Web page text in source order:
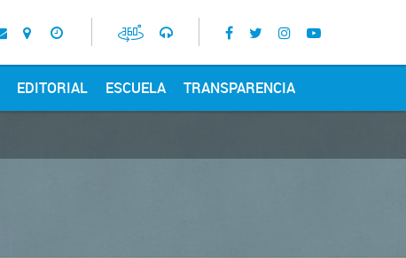
EDITORIAL ESCUELA TRANSPARENCIA